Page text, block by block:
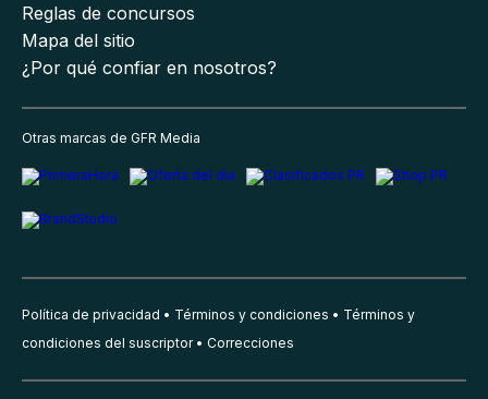
Reglas de concursos
Mapa del sitio
¿Por qué confiar en nosotros?
Otras marcas de GFR Media
Política de privacidad Términos y condiciones
Términos y
condiciones del suscriptor
Correcciones